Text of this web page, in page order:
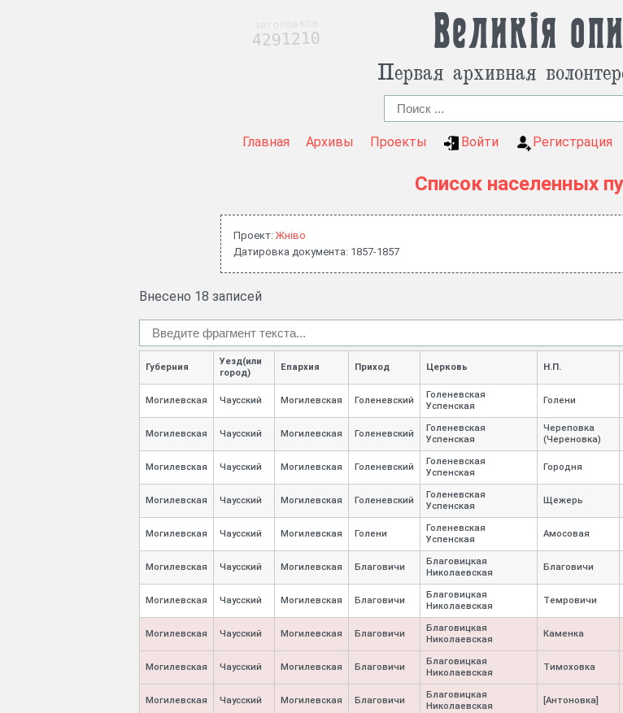
Великія
Первая архивная
Главная Архивы Проекты Войти Регистрация
Список населенных
Проект:Жнiво
Датировка документа: 1857-1857
Внесено 18 записей
Губерния
Уезд(или
город)
Епархия Приход Церковь Н.П.
Могилевская Чаусский Могилевская Голеневский
Голеневская
Успенская
Голени
Могилевская Чаусский Могилевская Голеневский
Голеневская
Успенская
Череповка
(Череновка)
Могилевская Чаусский Могилевская Голеневский
Голеневская
Успенская
Городня
Могилевская Чаусский Могилевская Голеневский
Голеневская
Успенская
Щежерь
Могилевская Чаусский Могилевская Голени
Голеневская
Успенская
Амосовая
Могилевская Чаусский Могилевская Благовичи
Благовицкая
Николаевская
Благовичи
Могилевская Чаусский Могилевская Благовичи
Благовицкая
Николаевская
Темровичи
Могилевская Чаусский Могилевская Благовичи
Благовицкая
Николаевская
Каменка
Могилевская Чаусский Могилевская Благовичи
Благовицкая
Николаевская
Тимоховка
Могилевская Чаусский Могилевская Благовичи
Благовицкая
Николаевская
[Антоновка]
4291210